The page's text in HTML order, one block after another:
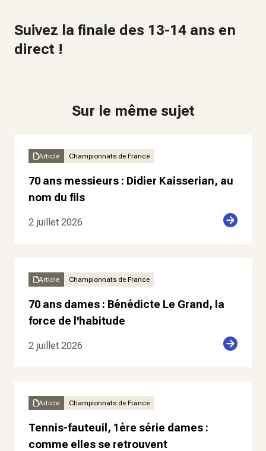
Suivez la finale des 13-14 ans en
direct !
Sur le même sujet
Article Championnats de France
70 ans messieurs : Didier Kaisserian, au
nom du fils
2 juillet 2026
Article Championnats de France
70 ans dames : Bénédicte Le Grand, la
force de l'habitude
2 juillet 2026
Article Championnats de France
Tennis-fauteuil, 1ère série dames :
comme elles se retrouvent